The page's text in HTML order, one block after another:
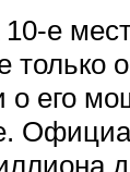
е
только
о его